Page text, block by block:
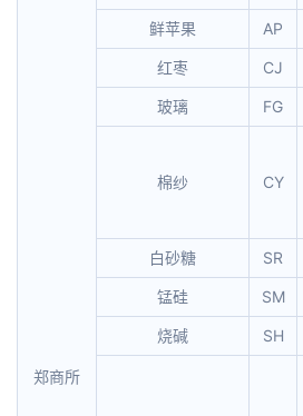
郑商所
鲜苹果 AP
红枣 CJ
玻璃 FG
棉纱 CY
白砂糖 SR
锰硅 SM
烧碱 SH